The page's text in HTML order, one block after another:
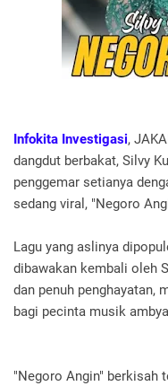
Infokita Investigasi,
dangdut berbakat, Silvy
penggemar setianya
sedang viral, "Negoro
Lagu yang aslinya
dibawakan kembali oleh
dan penuh penghayatan,
bagi pecinta musik
"Negoro Angin" berkisah